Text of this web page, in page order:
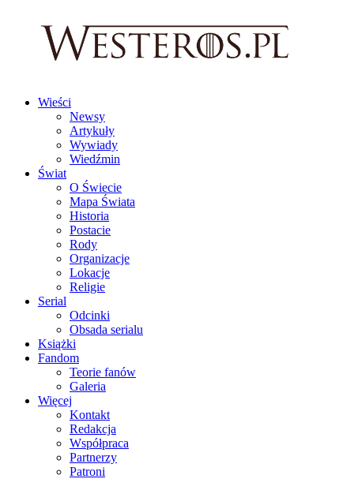
Wieści
Newsy
Artykuły
Wywiady
Wiedźmin
Świat
O Świecie
Mapa Świata
Historia
Postacie
Rody
Organizacje
Lokacje
Religie
Serial
Odcinki
Obsada serialu
Książki
Fandom
Teorie fanów
Galeria
Więcej
Kontakt
Redakcja
Współpraca
Partnerzy
Patroni